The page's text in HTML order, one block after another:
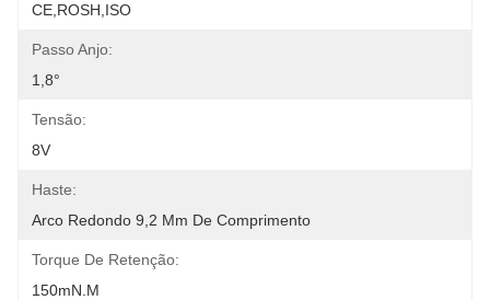
CE,ROSH,ISO
Passo Anjo:
1,8°
Tensão:
8V
Haste:
Arco Redondo 9,2 Mm De Comprimento
Torque De Retenção:
150mN.m